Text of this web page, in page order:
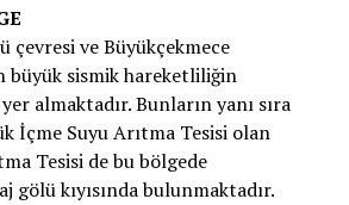
çevresi ve Büyükçekmece
büyük sismik hareketliliğin
almaktadır. Bunların yanı sıra
İçme Suyu Arıtma Tesisi olan
Tesisi de bu bölgede
gölü kıyısında bulunmaktadır.